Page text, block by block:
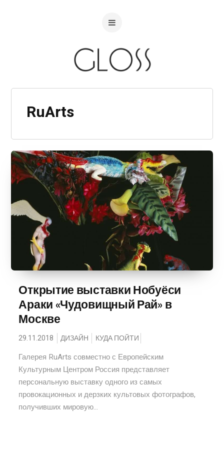
RuArts
Открытие выставки Нобуёси
Араки «Чудовищный Рай» в
Москве
29.11.2018 ДИЗАЙН КУДА ПОЙТИ
Галерея RuArts совместно с Европейским
Культурным Центром Россия представляет
персональную выставку одного из самых
провокационных и дерзких культовых фотографов,
получивших мировую...